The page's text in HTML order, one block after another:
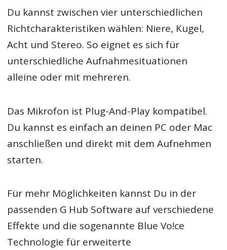
Du kannst zwischen vier unterschiedlichen
Richtcharakteristiken wählen: Niere, Kugel,
Acht und Stereo. So eignet es sich für
unterschiedliche Aufnahmesituationen
alleine oder mit mehreren.
Das Mikrofon ist Plug-And-Play kompatibel.
Du kannst es einfach an deinen PC oder Mac
anschließen und direkt mit dem Aufnehmen
starten.
Für mehr Möglichkeiten kannst Du in der
passenden G Hub Software auf verschiedene
Effekte und die sogenannte Blue Vo!ce
Technologie für erweiterte